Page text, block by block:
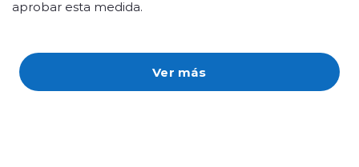
Ver más
aprobar esta medida.